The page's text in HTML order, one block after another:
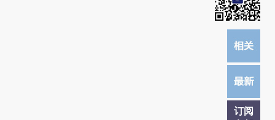
订阅